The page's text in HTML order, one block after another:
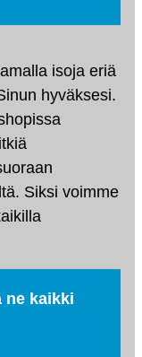
isoja eriä
hyväksesi.
Siksi voimme
ne kaikki